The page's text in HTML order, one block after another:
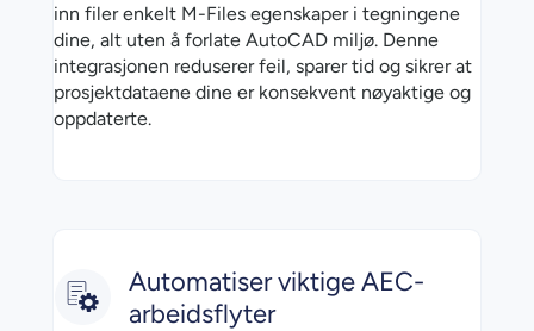
inn filer enkelt M-Files egenskaper i tegningene
dine, alt uten å forlate AutoCAD miljø. Denne
integrasjonen reduserer feil, sparer tid og sikrer at
prosjektdataene dine er konsekvent nøyaktige og
oppdaterte.
Automatiser viktige AEC-
arbeidsflyter